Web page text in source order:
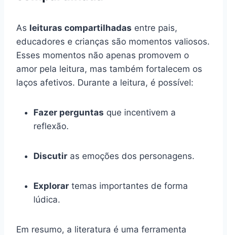
As leituras compartilhadas entre pais,
educadores e crianças são momentos valiosos.
Esses momentos não apenas promovem o
amor pela leitura, mas também fortalecem os
laços afetivos. Durante a leitura, é possível:
Fazer perguntas que incentivem a
reflexão.
Discutir as emoções dos personagens.
Explorar temas importantes de forma
lúdica.
Em resumo, a literatura é uma ferramenta